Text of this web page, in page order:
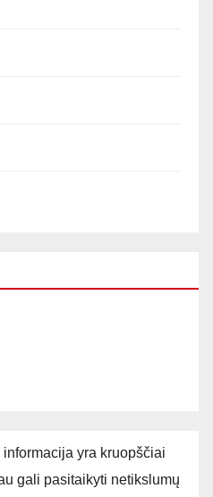
yra kruopščiai
gali pasitaikyti netikslumų